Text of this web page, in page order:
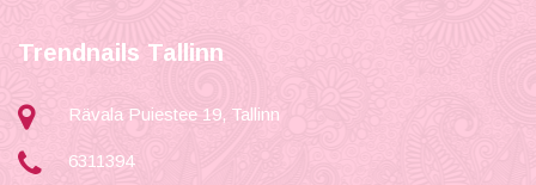
Trendnails Tallinn
Rävala Puiestee 19, Tallinn
6311394